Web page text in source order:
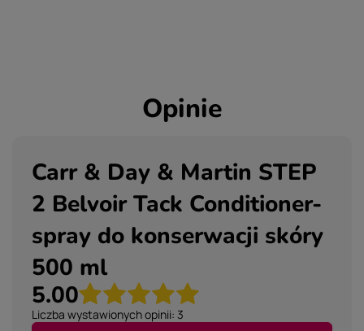
Opinie
Carr & Day & Martin STEP
2 Belvoir Tack Conditioner-
spray do konserwacji skóry
500 ml
5.00
Liczba wystawionych opinii: 3